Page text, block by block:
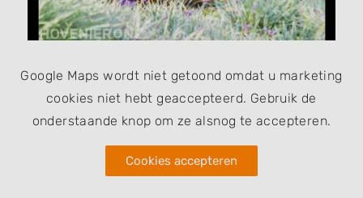
Google Maps wordt niet getoond omdat u marketing
cookies niet hebt geaccepteerd. Gebruik de
onderstaande knop om ze alsnog te accepteren.
Cookies accepteren